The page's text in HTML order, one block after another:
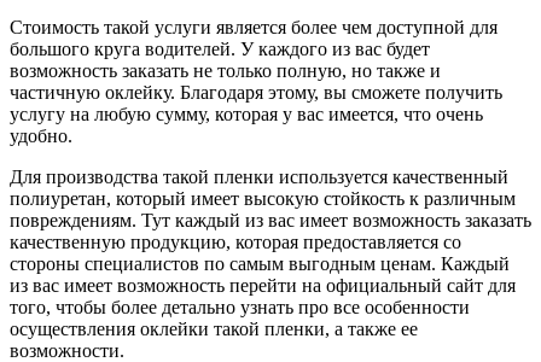
Стоимость такой услуги является более чем доступной для
большого круга водителей. У каждого из вас будет
возможность заказать не только полную, но также и
частичную оклейку. Благодаря этому, вы сможете получить
услугу на любую сумму, которая у вас имеется, что очень
удобно.
Для производства такой пленки используется качественный
полиуретан, который имеет высокую стойкость к различным
повреждениям. Тут каждый из вас имеет возможность заказать
качественную продукцию, которая предоставляется со
стороны специалистов по самым выгодным ценам. Каждый
из вас имеет возможность перейти на официальный сайт для
того, чтобы более детально узнать про все особенности
осуществления оклейки такой пленки, а также ее
возможности.